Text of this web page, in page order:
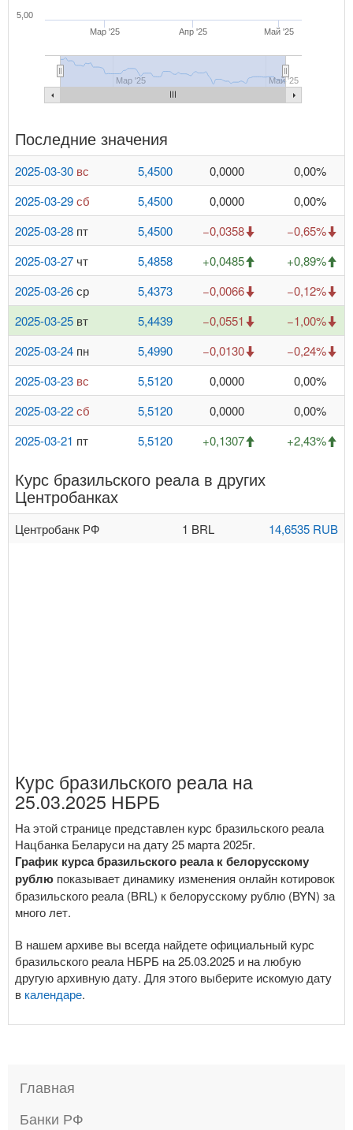
Мар '25 Апр '25 Май '25
Мар '25 Май '25
5,00
Последние значения
2025-03-30 вс 5,4500 0,0000
0,00%
2025-03-29сб 5,4500 0,0000
0,00%
2025-03-28 пт 5,4500 −0,0358
−0,65%
2025-03-27 чт 5,4858 +0,0485
+0,89%
2025-03-26ср 5,4373 −0,0066
−0,12%
2025-03-25 вт 5,4439 −0,0551
−1,00%
2025-03-24 пн 5,4990 −0,0130
−0,24%
2025-03-23 вс 5,5120 0,0000
0,00%
2025-03-22сб 5,5120 0,0000
0,00%
2025-03-21 пт 5,5120 +0,1307 +2,43%
Курс бразильского реала в других
Центробанках
Центробанк РФ 1 BRL 14,6535 RUB
Курс бразильского реала на
25.03.2025 НБРБ
На этой странице представлен курс бразильского реала
Нацбанка Беларуси на дату 25 марта 2025г.
График курса бразильского реала к белорусскому
рублю показывает динамику изменения онлайн котировок
бразильского реала (BRL) к белорусскому рублю (BYN) за
много лет.
В нашем архиве вы всегда найдете официальный курс
бразильского реала НБРБ на 25.03.2025 и на любую
другую архивную дату. Для этого выберите искомую дату
в календаре.
Главная
Банки РФ